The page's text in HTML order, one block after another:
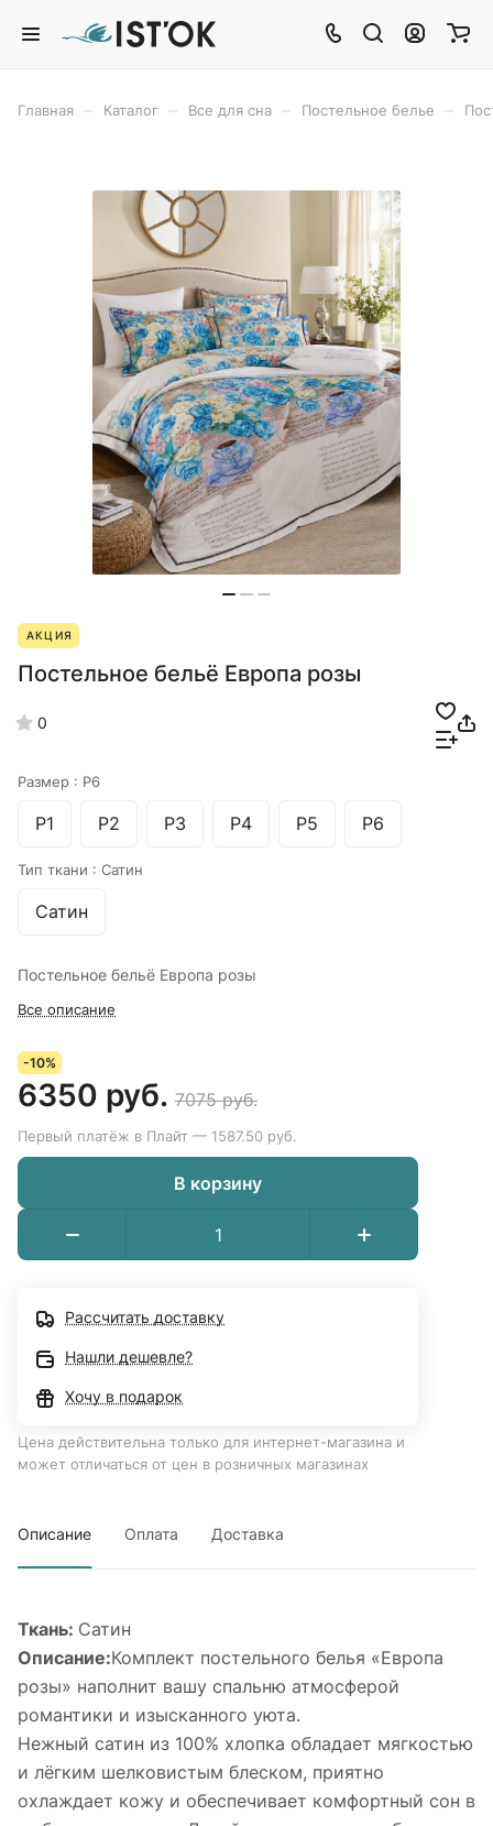
Главная Каталог Все для сна Постельное белье
АКЦИЯ
Постельное бельё Европа розы
0
Размер : Р6
Р1 Р2 Р3 Р4 Р5 Р6
Тип ткани : Сатин
Сатин
Постельное бельё Европа розы
Все описание
-10%
6350 руб. 7075 руб.
Первый платёж в Плайт — 1587.50 руб.
В корзину
Рассчитать доставку
Нашли дешевле?
Хочу в подарок
Цена действительна только для интернет-магазина и
может отличаться от цен в розничных магазинах
Описание Оплата Доставка
Ткань: Сатин
Описание:Комплект постельного белья «Европа
розы» наполнит вашу спальню атмосферой
романтики и изысканного уюта.
Нежный сатин из 100% хлопка обладает мягкостью
и лёгким шелковистым блеском, приятно
охлаждает кожу и обеспечивает комфортный сон в